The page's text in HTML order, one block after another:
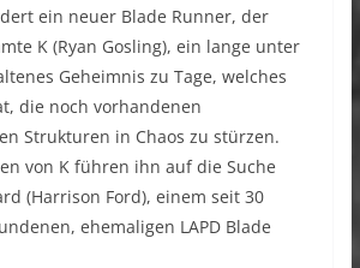
ein neuer Blade Runner, der
K (Ryan Gosling), ein lange unter
Geheimnis zu Tage, welches
die noch vorhandenen
Strukturen in Chaos zu stürzen.
von K führen ihn auf die Suche
(Harrison Ford), einem seit 30
ehemaligen LAPD Blade